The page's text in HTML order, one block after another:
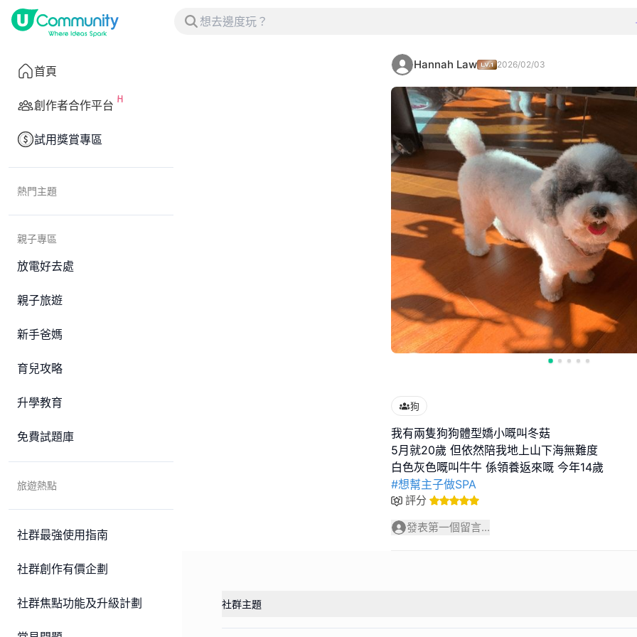
首頁
創作者合作平台
試用獎賞專區
熱門主題
親子專區
放電好去處
親子旅遊
新手爸媽
育兒攻略
升學教育
免費試題庫
旅遊熱點
社群最強使用指南
社群創作有價企劃
社群焦點功能及升級計劃
Hannah Law 2026/02/03
狗
我有兩隻狗狗體型嬌小嘅叫冬菇
5月就20歲 但依然陪我地上山下海無難度
#想幫主子做SPA
評分
發表第一個留言...
社群主題